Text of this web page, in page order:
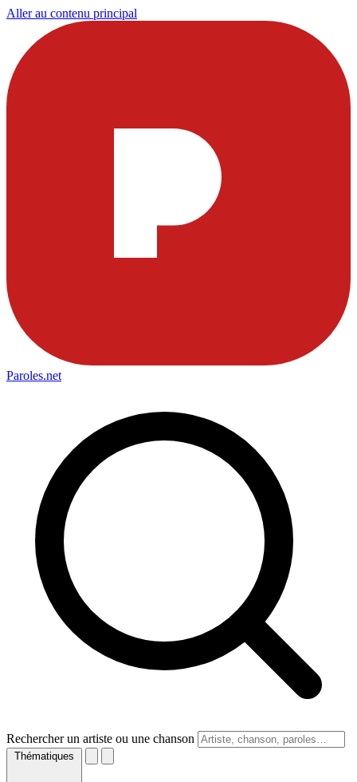
Aller au contenu principal
Paroles.net
Rechercher un artiste ou une chanson
Thématiques